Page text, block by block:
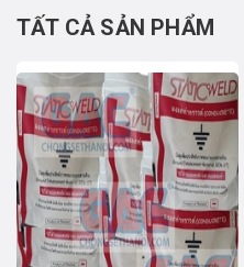
TẤT CẢ SẢN PHẨM